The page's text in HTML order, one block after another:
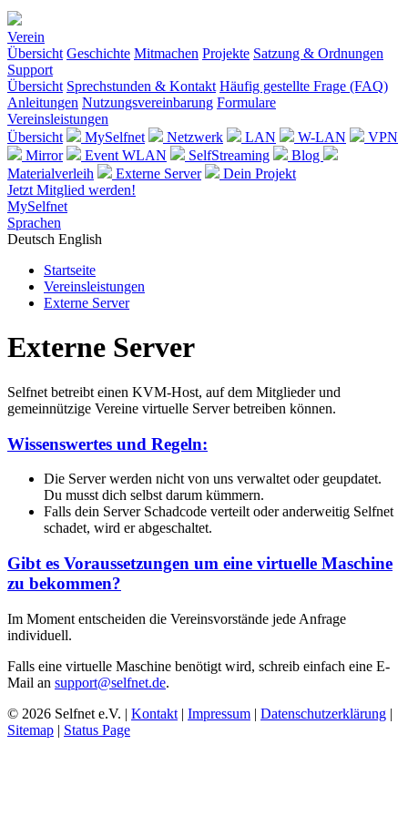
Verein
Übersicht Geschichte Mitmachen Projekte Satzung & Ordnungen
Support
Übersicht Sprechstunden & Kontakt Häufig gestellte Frage (FAQ)
Anleitungen Nutzungsvereinbarung Formulare
Vereinsleistungen
Übersicht
MySelfnet Netzwerk LAN W-LAN
VPN
Mirror
Event WLAN SelfStreaming
Blog
Materialverleih
Externe Server
Dein Projekt
Jetzt Mitglied werden!
MySelfnet
Sprachen
Deutsch English
Startseite
Vereinsleistungen
Externe Server
Externe Server
Selfnet betreibt einen KVM-Host, auf dem Mitglieder und
gemeinnützige Vereine virtuelle Server betreiben können.
Wissenswertes und Regeln:
Die Server werden nicht von uns verwaltet oder geupdatet.
Du musst dich selbst darum kümmern.
Falls dein Server Schadcode verteilt oder anderweitig Selfnet
schadet, wird er abgeschaltet.
Gibt es Voraussetzungen um eine virtuelle Maschine
zu bekommen?
Im Moment entscheiden die Vereinsvorstände jede Anfrage
individuell.
Falls eine virtuelle Maschine benötigt wird, schreib einfach eine E-
Mail an support@selfnet.de.
© 2026 Selfnet e.V. | Kontakt | Impressum | Datenschutzerklärung |
Sitemap | Status Page